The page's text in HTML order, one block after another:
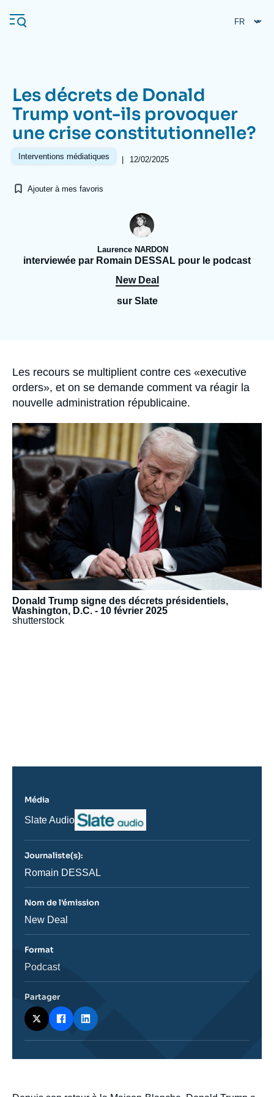
au
contenu
Navigation
principale
L'Ifri
Se connecter
À propos de l'Ifri
Proche-Orient
Les décrets de Donald
Trump vont-ils provoquer
une crise constitutionnelle?
Interventions médiatiques | 12/02/2025
Ajouter à mes favoris
Laurence NARDON
interviewée par Romain DESSAL pour le podcast
New Deal
sur Slate
Accroche
Les recours se multiplient contre ces «executive
orders», et on se demande comment va réagir la
nouvelle administration républicaine.
Image
principale
médiatique
Donald Trump signe des décrets présidentiels,
Washington, D.C. - 10 février 2025
shutterstock
Média
Nom
journal,
ou
émission
Slate Audio
Logo
Journaliste(s):
Journaliste
Romain DESSAL
Nom de l'émission
Nom
New Deal
Format
Catégorie
Podcast
Partager